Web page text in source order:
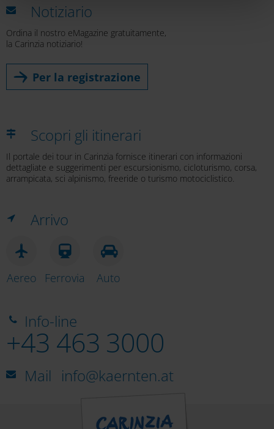
nella nostra informativa sulla privacy
Notiziario
Ordina il nostro eMagazine gratuitamente,
la Carinzia notiziario!
Per la registrazione
Scopri gli itinerari
Il portale dei tour in Carinzia fornisce itinerari con informazioni
dettagliate e suggerimenti per escursionismo, cicloturismo, corsa,
arrampicata, sci alpinismo, freeride o turismo motociclistico.
Arrivo
Aereo Ferrovia Auto
Info-line
+43 463 3000
Mail info@kaernten.at